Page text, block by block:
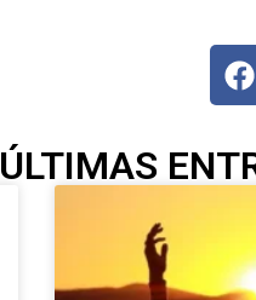
ÚLTIMAS